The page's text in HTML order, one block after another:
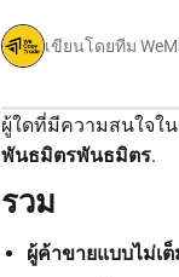
เขียนโดยทีม
ผู้ใดที่มีความสนใจใ
พันธมิตรพันธมิตร.
รวม
ผู้ค้าขายแบบไม่เต็